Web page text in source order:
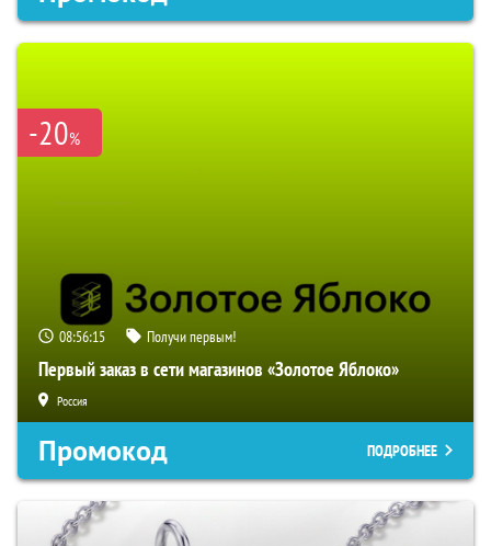
-20%
08:56:14 Получи первым!
Первый заказ в сети магазинов «Золотое Яблоко»
Россия
Промокод ПОДРОБНЕЕ